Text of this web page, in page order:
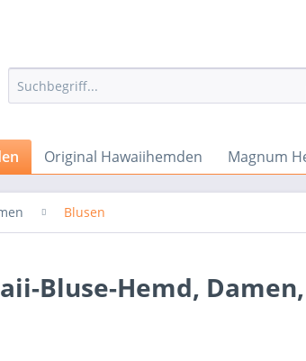
Original Hawaiihemden Magnum
Blusen
Bluse-Hemd,